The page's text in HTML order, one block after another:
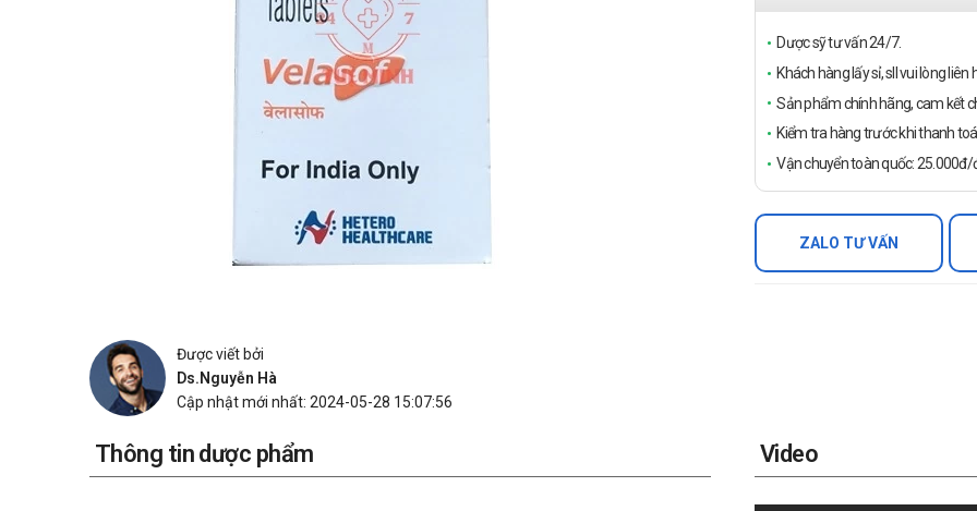
Dược sỹ tư vấn 24/7.
Khách hàng lấy sỉ, sll vui lòng
Sản phẩm chính hãng, cam kết
Kiểm tra hàng trước khi thanh
Vận chuyển toàn quốc:
ZALO TƯ VẤN
Được viết bởi
Ds.Nguyễn Hà
Cập nhật mới nhất: 2024-05-28 15:07:56
Thông tin dược phẩm Video